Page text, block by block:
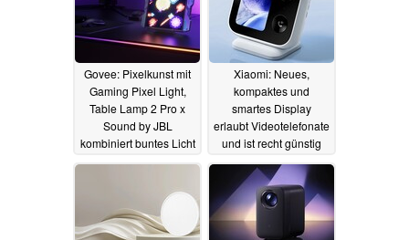
Govee: Pixelkunst mit
Gaming Pixel Light,
Table Lamp 2 Pro x
Sound by JBL
kombiniert buntes Licht
06.01.2025
Xiaomi: Neues,
kompaktes und
smartes Display
erlaubt Videotelefonate
und ist recht günstig
02.01.2025